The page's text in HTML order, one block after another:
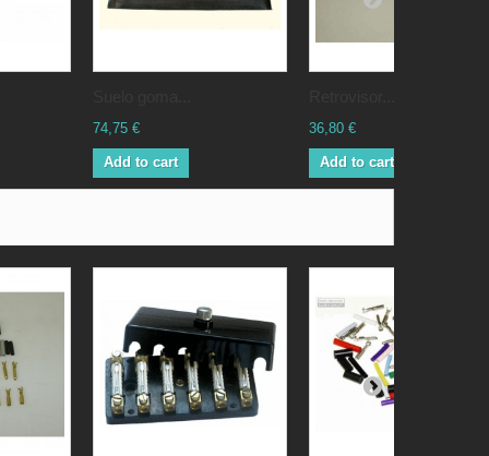
74,75 €
Add to cart
36,80 €
Add to cart